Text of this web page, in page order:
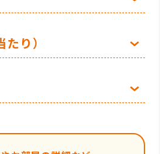
り）